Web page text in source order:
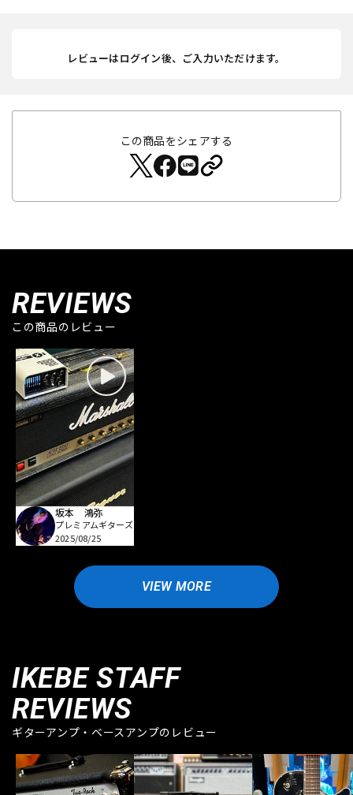
レビューはログイン後、ご入力いただけます。
この商品をシェアする
REVIEWS
この商品のレビュー
坂本 鴻弥
プレミアムギターズ
2025/08/25
VIEW MORE
IKEBE STAFF
REVIEWS
ギターアンプ・ベースアンプのレビュー